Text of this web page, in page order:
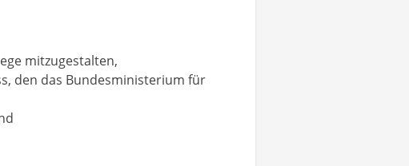
mitzugestalten,
den das Bundesministerium für